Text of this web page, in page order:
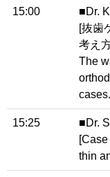
15:00
■Dr.
[抜歯
考え
The
cases.
15:25
■Dr.
thin